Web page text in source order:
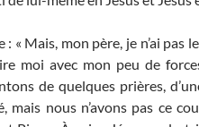
Mais, mon père, je n’ai pas
moi avec mon peu de
de quelques prières,
mais nous n’avons pas ce